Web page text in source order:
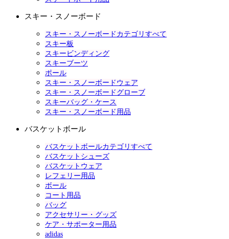
スキー・スノーボード
スキー・スノーボードカテゴリすべて
スキー板
スキービンディング
スキーブーツ
ポール
スキー・スノーボードウェア
スキー・スノーボードグローブ
スキーバッグ・ケース
スキー・スノーボード用品
バスケットボール
バスケットボールカテゴリすべて
バスケットシューズ
バスケットウェア
レフェリー用品
ボール
コート用品
バッグ
アクセサリー・グッズ
ケア・サポーター用品
adidas